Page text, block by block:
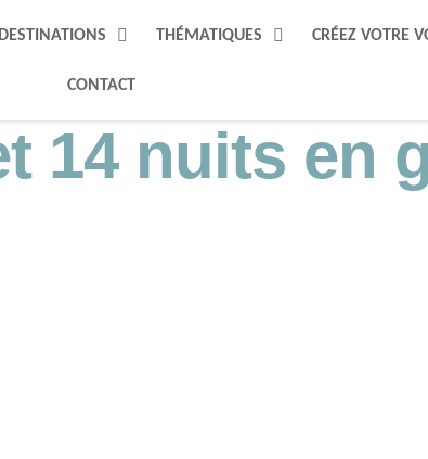
THÉMATIQUES CRÉEZ VOTRE
CONTACT
14 nuits en